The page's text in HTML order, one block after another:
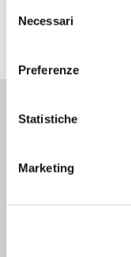
delNecessari
Preferenze
Statistiche
Marketing
DOWNLOAD
Manuale d'uso e